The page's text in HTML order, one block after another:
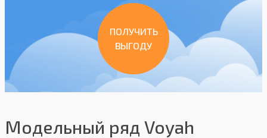
ПОЛУЧИТЬ
ВЫГОДУ
Модельный ряд Voyah